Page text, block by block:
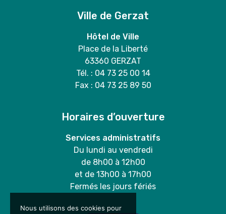
Ville de Gerzat
Hôtel de Ville
Place de la Liberté
63360 GERZAT
Tél. : 04 73 25 00 14
Fax : 04 73 25 89 50
Horaires d’ouverture
Services administratifs
Du lundi au vendredi
de 8h00 à 12h00
et de 13h00 à 17h00
Fermés les jours fériés
Nous utilisons des cookies pour